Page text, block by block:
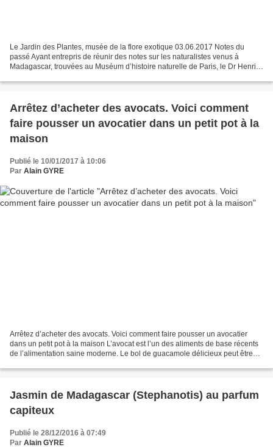
Le Jardin des Plantes, musée de la flore exotique 03.06.2017 Notes du
passé Ayant entrepris de réunir des notes sur les naturalistes venus à
Madagascar, trouvées au Muséum d’histoire naturelle de Paris, le Dr Henri
Arrêtez d’acheter des avocats. Voici comment
faire pousser un avocatier dans un petit pot à la
maison
Publié le 10/01/2017 à 10:06
Par Alain GYRE
Arrêtez d’acheter des avocats. Voici comment faire pousser un avocatier
dans un petit pot à la maison L’avocat est l’un des aliments de base récents
de l’alimentation saine moderne. Le bol de guacamole délicieux peut être
Jasmin de Madagascar (Stephanotis) au parfum
capiteux
Publié le 28/12/2016 à 07:49
Par Alain GYRE